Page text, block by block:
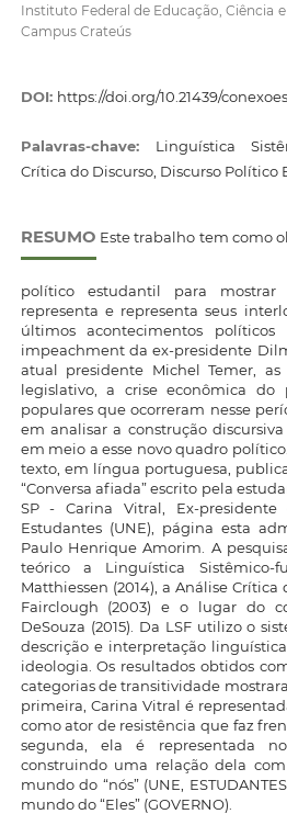
Instituto Federal de Educação, Ciência e
Campus Crateús
DOI: https://doi.org/10.21439/
Palavras-chave: Linguística
Crítica do Discurso, Discurso Político
RESUMO Este trabalho tem como
político estudantil para
representa e representa seus
últimos acontecimentos
impeachment da ex-presidente
atual presidente Michel Temer,
legislativo, a crise econômica do
populares que ocorreram nesse
em analisar a construção
em meio a esse novo quadro
texto, em língua portuguesa,
“Conversa afiada” escrito pela
SP - Carina Vitral, Ex-
Estudantes (UNE), página esta
Paulo Henrique Amorim. A
teórico a Linguística
Matthiessen (2014), a Análise
Fairclough (2003) e o lugar do
DeSouza (2015). Da LSF utilizo o
descrição e interpretação
ideologia. Os resultados obtidos
categorias de transitividade
primeira, Carina Vitral é
como ator de resistência que faz
segunda, ela é representada
construindo uma relação dela
mundo do “nós” (UNE,
mundo do “Eles” (GOVERNO).